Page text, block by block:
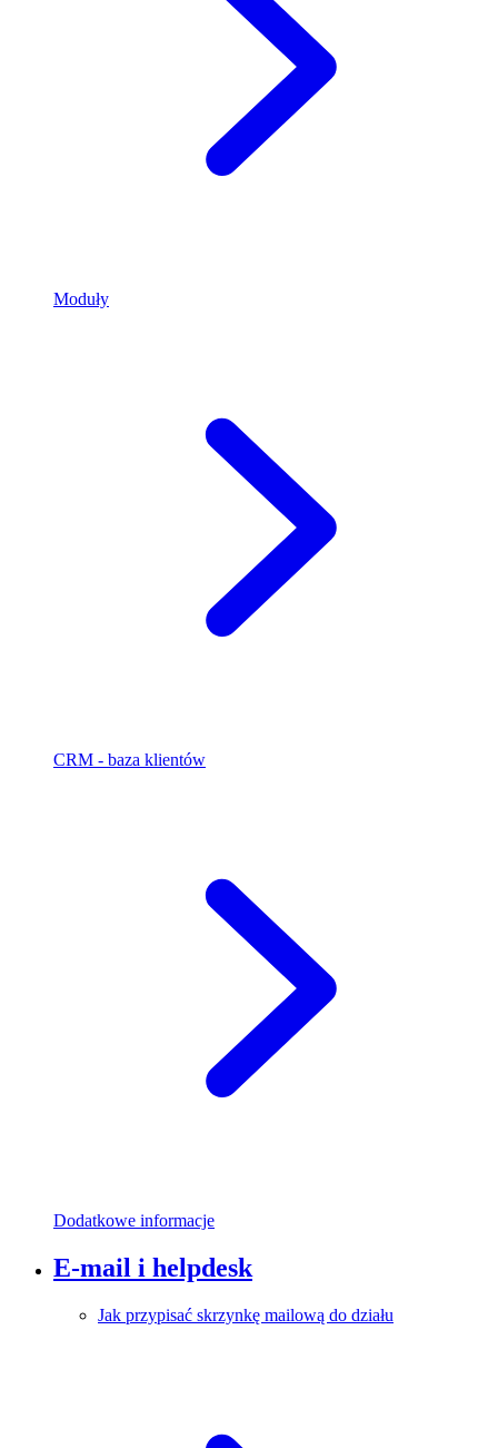
Moduły
CRM - baza klientów
Dodatkowe informacje
E-mail i helpdesk
Jak przypisać skrzynkę mailową do działu